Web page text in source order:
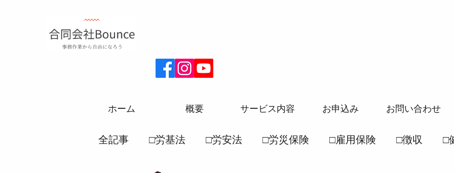
ホーム 概要 サービス内容 お申込み お問い合わせ
全記事 □労基法 □労安法 □労災保険 □雇用保険 □徴収 □